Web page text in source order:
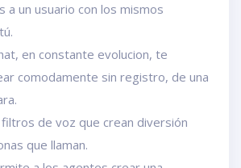
a un usuario con los mismos
en constante evolucion, te
comodamente sin registro, de una
de voz que crean diversión
que llaman.